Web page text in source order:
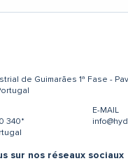
de Guimarães 1ª Fase -
340*
E-MAIL
sur nos réseaux sociaux